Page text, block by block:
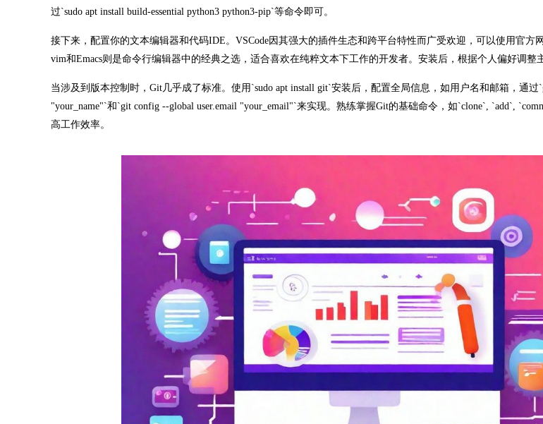
过`sudo apt install build-essential python3 python3-pip`等命令即可。
接下来，配置你的文本编辑器和代码IDE。VSCode因其强大的插件生态和跨平台特性而广受欢迎，可以使用官方
vim和Emacs则是命令行编辑器中的经典之选，适合喜欢在纯粹文本下工作的开发者。安装后，根据个人偏好调整
当涉及到版本控制时，Git几乎成了标准。使用`sudo apt install git`安装后，配置全局信息，如用户名和邮箱，通过
"your_name"`和`git config --global user.email "your_email"`来实现。熟练掌握Git的基础命令，如`clone`, `add`,
高工作效率。